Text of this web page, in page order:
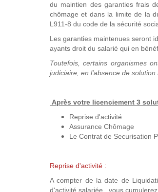
du maintien des garanties frais
chômage et dans la limite de la
L911-8 du code de la sécurité
Les garanties maintenues seront
ayants droit du salarié qui en
Toutefois, certains organismes
judiciaire, en l'absence de solution
Après votre licenciement 3
Reprise d'activité
Assurance Chômage
Le Contrat de Securisation
Reprise d'activité :
A compter de la date de
d'activité salariée, vous